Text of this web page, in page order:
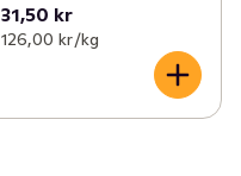
31,50 kr
126,00 kr /kg